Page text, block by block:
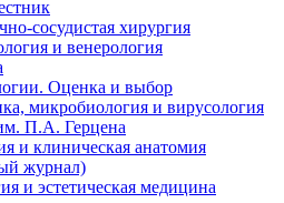
сосудистая хирургия
и венерология
Оценка и выбор
микробиология и вирусология
П.А. Герцена
и клиническая анатомия
журнал)
и эстетическая медицина